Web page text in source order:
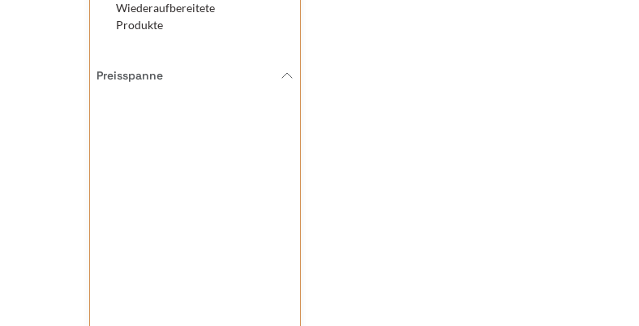
Wiederaufbereitete
Produkte
Preisspanne